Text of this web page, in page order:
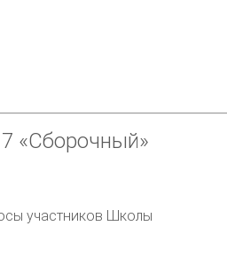
«Сборочный»
участников Школы